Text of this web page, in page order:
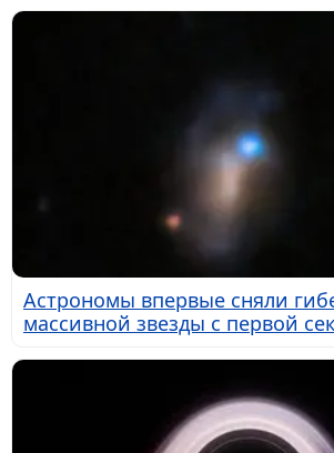
Астрономы впервые сняли
массивной звезды с первой